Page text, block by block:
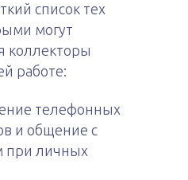
список тех
могут
коллекторы
работе:
телефонных
и общение с
при личных